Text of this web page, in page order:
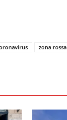
zona rossa